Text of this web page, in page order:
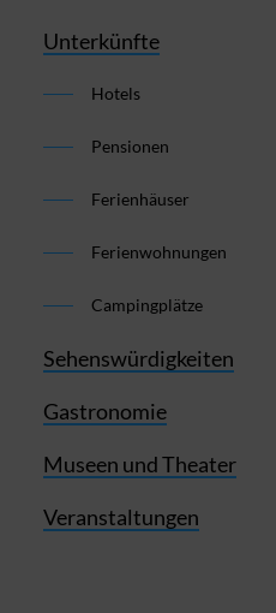
Unterkünfte
Hotels
Pensionen
Ferienhäuser
Ferienwohnungen
Campingplätze
Sehenswürdigkeiten
Gastronomie
Museen und Theater
Veranstaltungen